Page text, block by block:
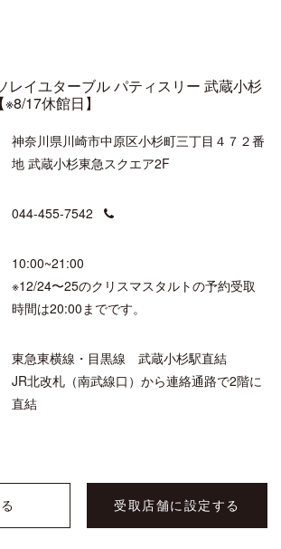
レイユターブル パティスリー 武蔵小杉
17休館日】
神奈川県川崎市中原区小杉町三丁目４７２番
地 武蔵小杉東急スクエア2F
044-455-7542
10:00~21:00
※12/24〜25のクリスマスタルトの予約受取
時間は20:00までです。
東急東横線・目黒線 武蔵小杉駅直結
JR北改札（南武線口）から連絡通路で2階に
直結
受取店舗に設定する